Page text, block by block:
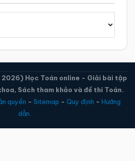
Học Toán online - Giải bài tập
Sách tham khảo và đề thi Toán.
quyền - Sitemap - Quy định - Hướng
dẫn.